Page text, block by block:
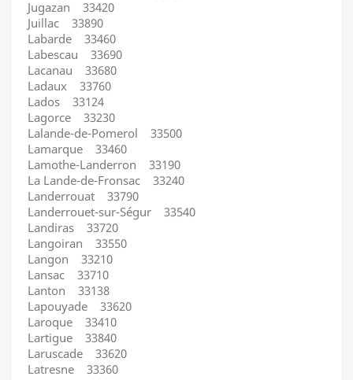
Jugazan 33420
Juillac 33890
Labarde 33460
Labescau 33690
Lacanau 33680
Ladaux 33760
Lados 33124
Lagorce 33230
Lalande-de-Pomerol 33500
Lamarque 33460
Lamothe-Landerron 33190
La Lande-de-Fronsac 33240
Landerrouat 33790
Landerrouet-sur-Ségur 33540
Landiras 33720
Langoiran 33550
Langon 33210
Lansac 33710
Lanton 33138
Lapouyade 33620
Laroque 33410
Lartigue 33840
Laruscade 33620
Latresne 33360